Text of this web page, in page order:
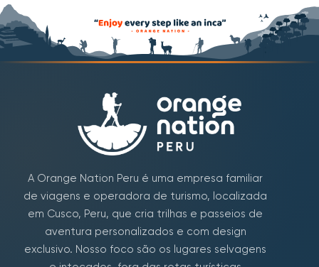
A Orange Nation Peru é uma empresa familiar
de viagens e operadora de turismo, localizada
em Cusco, Peru, que cria trilhas e passeios de
aventura personalizados e com design
exclusivo. Nosso foco são os lugares selvagens